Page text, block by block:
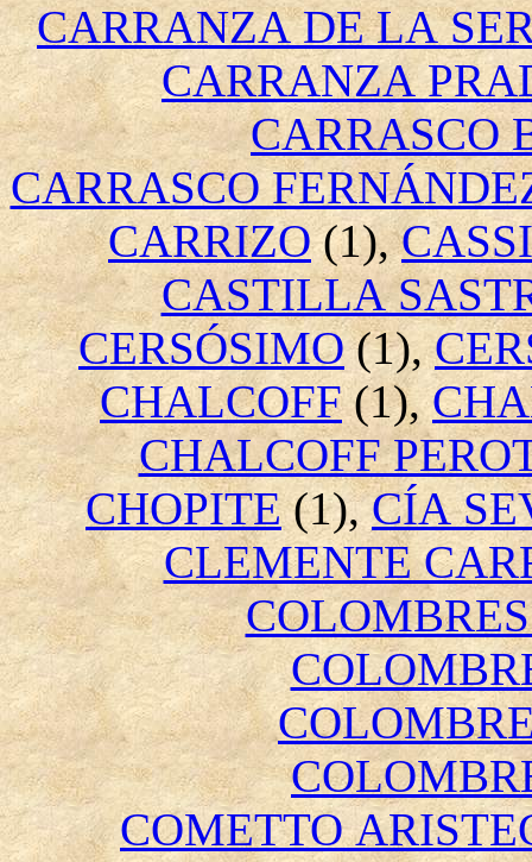
CARRANZA DE LA
CARRANZA
CARRASCO
CARRASCO
CARRIZO(1),
CASTILLA
CERSÓSIMO(1),
CHALCOFF(1),
CHALCOFF
CHOPITE(1),CÍA
CLEMENTE
COMETTO